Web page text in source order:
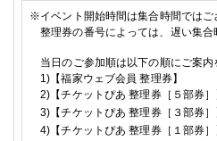
※イベント開始時間は集合時間ではご
整理券の番号によっては、遅い集合
当日のご参加順は以下の 順にご案内
1)【福家ウェブ会員 整理券】
2) 【チケットぴあ 整理券［５部券
3) 【チケットぴあ 整理券［３部券
4) 【チケットぴあ 整理券［１部券